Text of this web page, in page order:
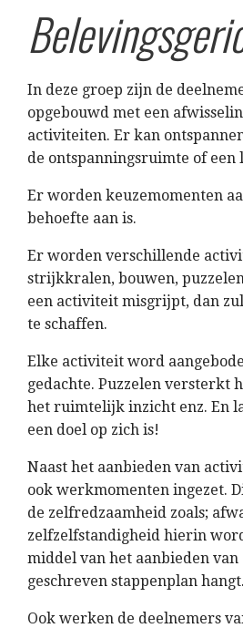
In deze groep zijn de
opgebouwd met een
activiteiten. Er kan
de ontspanningsruimte of
Er worden keuzemomenten
behoefte aan is.
Er worden verschillende
strijkkralen, bouwen,
een activiteit misgrijpt, dan
te schaffen.
Elke activiteit word
gedachte. Puzzelen versterkt
het ruimtelijk inzicht enz. En
een doel op zich is!
Naast het aanbieden van
ook werkmomenten ingezet.
de zelfredzaamheid zoals;
zelfzelfstandigheid hierin
middel van het aanbieden
geschreven stappenplan hangt.
Ook werken de deelnemers